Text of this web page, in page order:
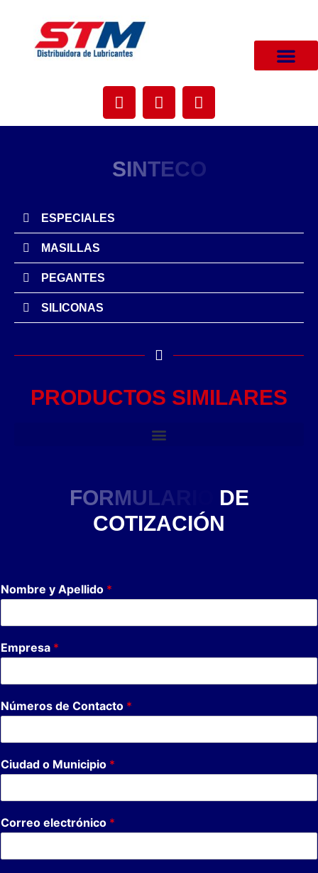
SINTECO
ESPECIALES
MASILLAS
PEGANTES
SILICONAS
PRODUCTOS SIMILARES
FORMULA DE
COTIZACIÓN
Nombre y Apellido *
Empresa *
Números de Contacto *
Ciudad o Municipio *
Correo electrónico *